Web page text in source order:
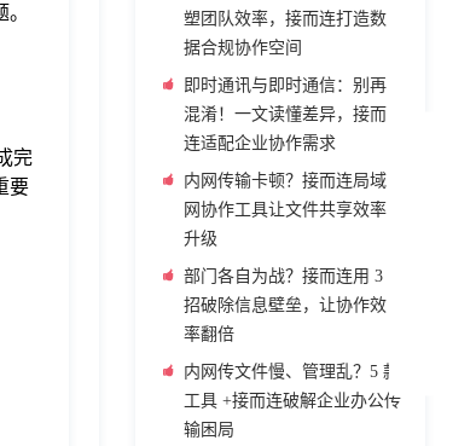
完
要
塑团队效率，接而连打造数
据合规协作空间
即时通讯与即时通信：别再
混淆！一文读懂差异，接而
连适配企业协作需求
内网传输卡顿？接而连局域
网协作工具让文件共享效率
升级
部门各自为战？接而连用 3
招破除信息壁垒，让协作效
率翻倍
内网传文件慢、管理乱？5 款
工具 +接而连破解企业办公传
输困局